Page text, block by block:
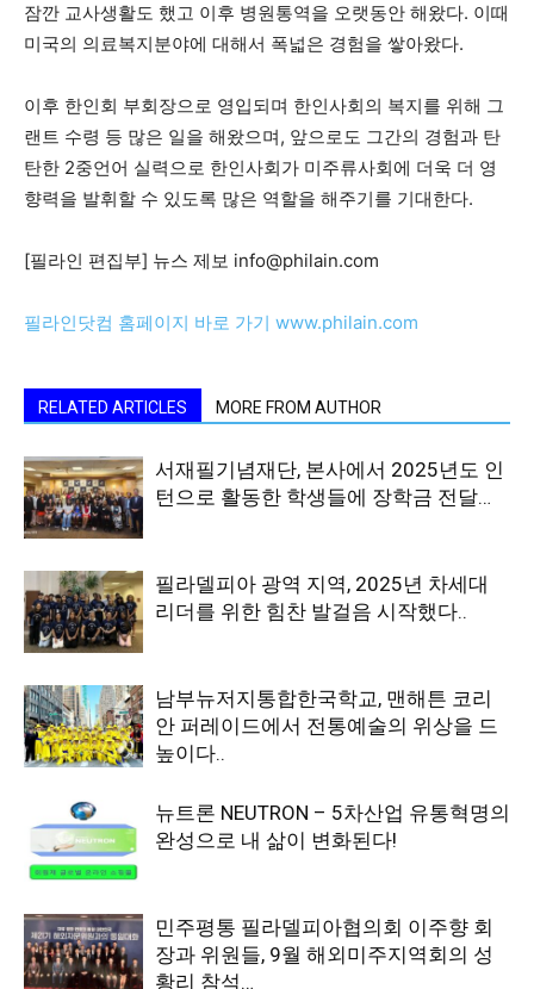
잠깐 교사생활도 했고 이후 병원통역을 오랫동안 해왔다. 이때
미국의 의료복지분야에 대해서 폭넓은 경험을 쌓아왔다.
이후 한인회 부회장으로 영입되며 한인사회의 복지를 위해 그
랜트 수령 등 많은 일을 해왔으며, 앞으로도 그간의 경험과 탄
탄한 2중언어 실력으로 한인사회가 미주류사회에 더욱 더 영
향력을 발휘할 수 있도록 많은 역할을 해주기를 기대한다.
[필라인 편집부] 뉴스 제보 info@philain.com
필라인닷컴 홈페이지 바로 가기 www.philain.com
RELATED ARTICLES MORE FROM AUTHOR
서재필기념재단, 본사에서 2025년도 인
턴으로 활동한 학생들에 장학금 전달…
필라델피아 광역 지역, 2025년 차세대
리더를 위한 힘찬 발걸음 시작했다..
남부뉴저지통합한국학교, 맨해튼 코리
안 퍼레이드에서 전통예술의 위상을 드
높이다..
뉴트론 NEUTRON – 5차산업 유통혁명의
완성으로 내 삶이 변화된다!
민주평통 필라델피아협의회 이주향 회
장과 위원들, 9월 해외미주지역회의 성
황리 참석…